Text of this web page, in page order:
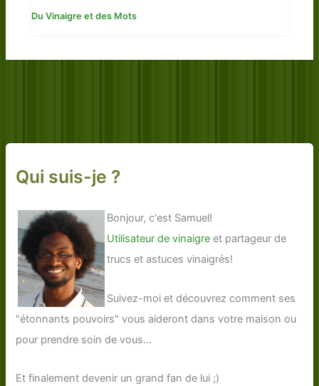
Du Vinaigre et des Mots
Qui suis-je ?
Bonjour, c'est Samuel!
Utilisateur de vinaigre et partageur de
trucs et astuces vinaigrés!
Suivez-moi et découvrez comment ses
"étonnants pouvoirs" vous aideront dans votre maison ou
pour prendre soin de vous...
Et finalement devenir un grand fan de lui ;)